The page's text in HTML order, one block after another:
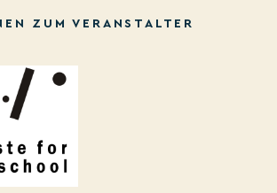
ZUM VERANSTALTER